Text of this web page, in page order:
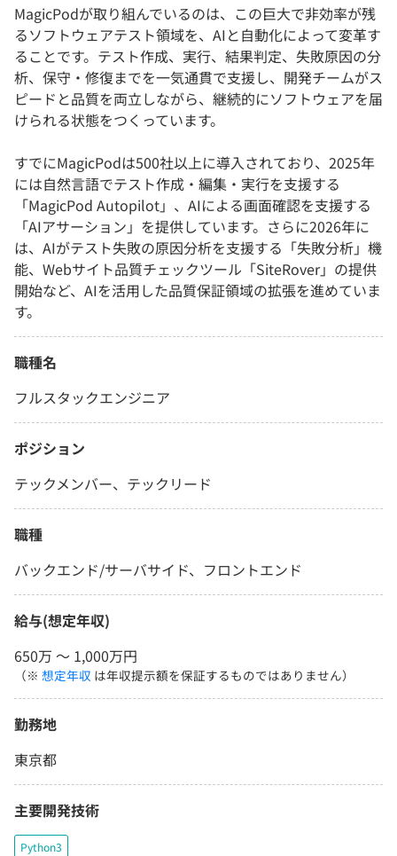
MagicPodが取り組んでいるのは、この巨大で非効率が残
るソフトウェアテスト領域を、AIと自動化によって変革す
ることです。テスト作成、実行、結果判定、失敗原因の分
析、保守・修復までを一気通貫で支援し、開発チームがス
ピードと品質を両立しながら、継続的にソフトウェアを届
けられる状態をつくっています。
すでにMagicPodは500社以上に導入されており、2025年
には自然言語でテスト作成・編集・実行を支援する
「MagicPod Autopilot」、AIによる画面確認を支援する
「AIアサーション」を提供しています。さらに2026年に
は、AIがテスト失敗の原因分析を支援する「失敗分析」機
能、Webサイト品質チェックツール「SiteRover」の提供
開始など、AIを活用した品質保証領域の拡張を進めていま
す。
職種名
フルスタックエンジニア
ポジション
テックメンバー、テックリード
職種
バックエンド/サーバサイド、フロントエンド
給与(想定年収)
650万 〜 1,000万円
（※ 想定年収 は年収提示額を保証するものではありません）
勤務地
東京都
主要開発技術
Python3